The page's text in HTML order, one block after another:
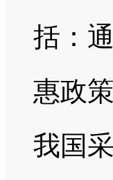
括：
惠政
我国